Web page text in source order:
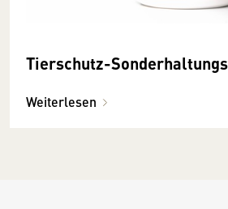
Tierschutz-
Weiterlesen